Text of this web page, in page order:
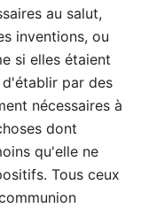
au salut,
inventions, ou
si elles étaient
par des
nécessaires à
dont
qu'elle ne
Tous ceux